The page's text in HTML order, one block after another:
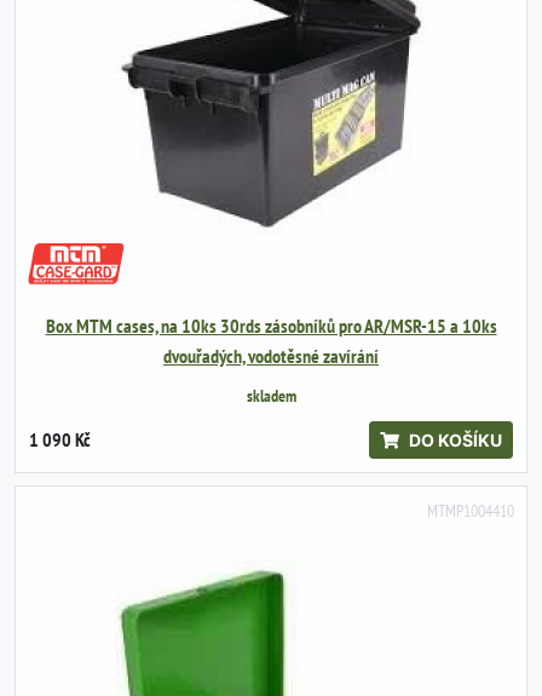
Box MTM cases, na 10ks 30rds zásobníků pro AR/MSR-15 a 10ks
dvouřadých, vodotěsné zavírání
skladem
1 090 Kč DO KOŠÍKU
MTMP1004410